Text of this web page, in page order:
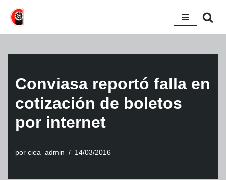
Saltar
Conviasa reportó falla en
cotización de boletos
por internet
por ciea_admin 14/03/2016